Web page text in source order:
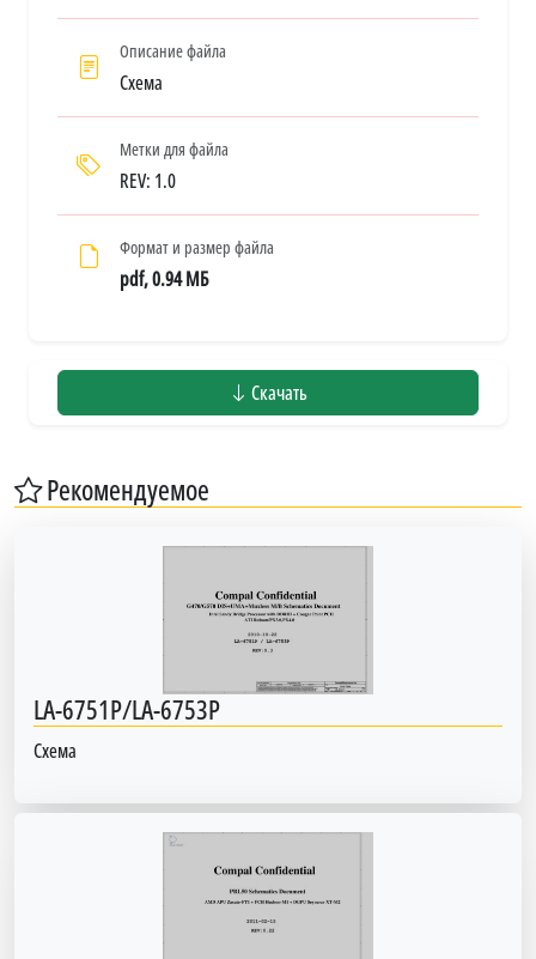
Описание файла
Схема
Метки для файла
REV: 1.0
Формат и размер файла
pdf, 0.94 МБ
Скачать
Рекомендуемое
LA-6751P/LA-6753P
Схема